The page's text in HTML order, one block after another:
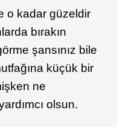
o kadar güzeldir
bırakın
şansınız bile
küçük bir
ne
olsun.